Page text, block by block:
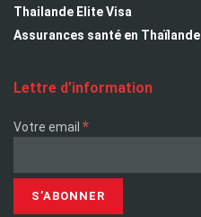
Thailande Elite Visa
Assurances santé en Thaïlande
Lettre d’information
Votre email *